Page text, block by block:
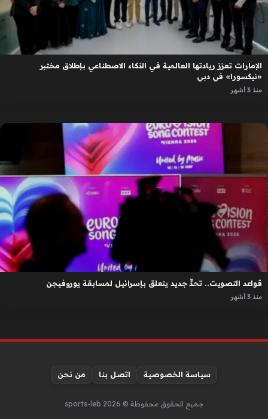
الإمارات تعزز ريادتها العالمية في الذكاء الاصطناعي بإطلاق مختبر
«نيكسورا» في دبي
منذ 3 أشهر
قواعد التصويت.. تحدٍّ جديد يتعلق بإسرائيل لمسابقة يوروفيجن
منذ 3 أشهر
سياسة الخصوصية اتصل بنا من نحن
جميع الحقوق محفوظة © sports-leb 2026